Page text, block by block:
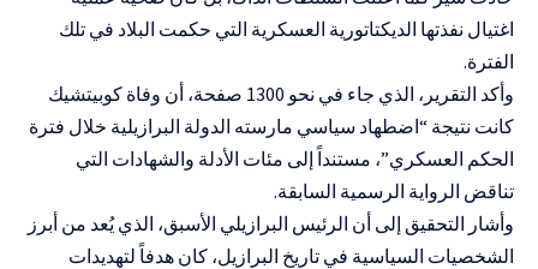
اغتيال نفذتها الديكتاتورية العسكرية التي حكمت البلاد في تلك
الفترة.
وأكد التقرير، الذي جاء في نحو 1300 صفحة، أن وفاة كوبيتشيك
كانت نتيجة “اضطهاد سياسي مارسته الدولة البرازيلية خلال فترة
الحكم العسكري”، مستنداً إلى مئات الأدلة والشهادات التي
تناقض الرواية الرسمية السابقة.
وأشار التحقيق إلى أن الرئيس البرازيلي الأسبق، الذي يُعد من أبرز
الشخصيات السياسية في تاريخ البرازيل، كان هدفاً لتهديدات